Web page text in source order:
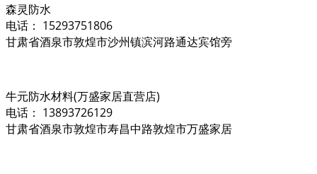
森灵防水
电话： 15293751806
甘肃省酒泉市敦煌市沙州镇滨河路通达宾馆旁
牛元防水材料(万盛家居直营店)
电话： 13893726129
甘肃省酒泉市敦煌市寿昌中路敦煌市万盛家居